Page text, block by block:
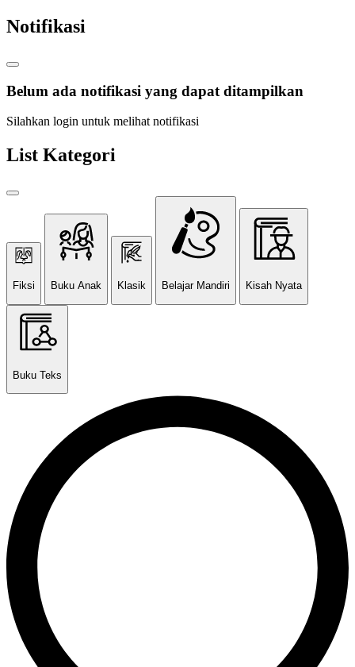
Notifikasi
Belum ada notifikasi yang dapat ditampilkan
Silahkan login untuk melihat notifikasi
List Kategori
Fiksi Buku Anak Klasik Belajar Mandiri Kisah Nyata
Buku Teks